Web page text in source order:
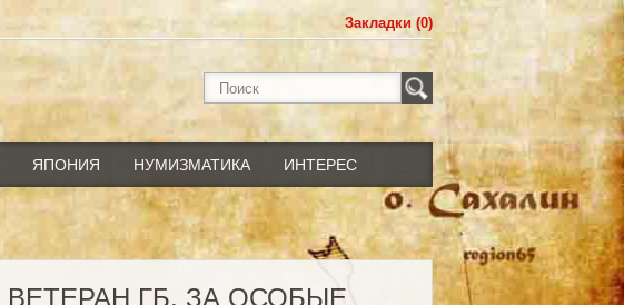
Закладки (0)
ЯПОНИЯ НУМИЗМАТИКА ИНТЕРЕС
ВЕТЕРАН ГБ. ЗА ОСОБЫЕ